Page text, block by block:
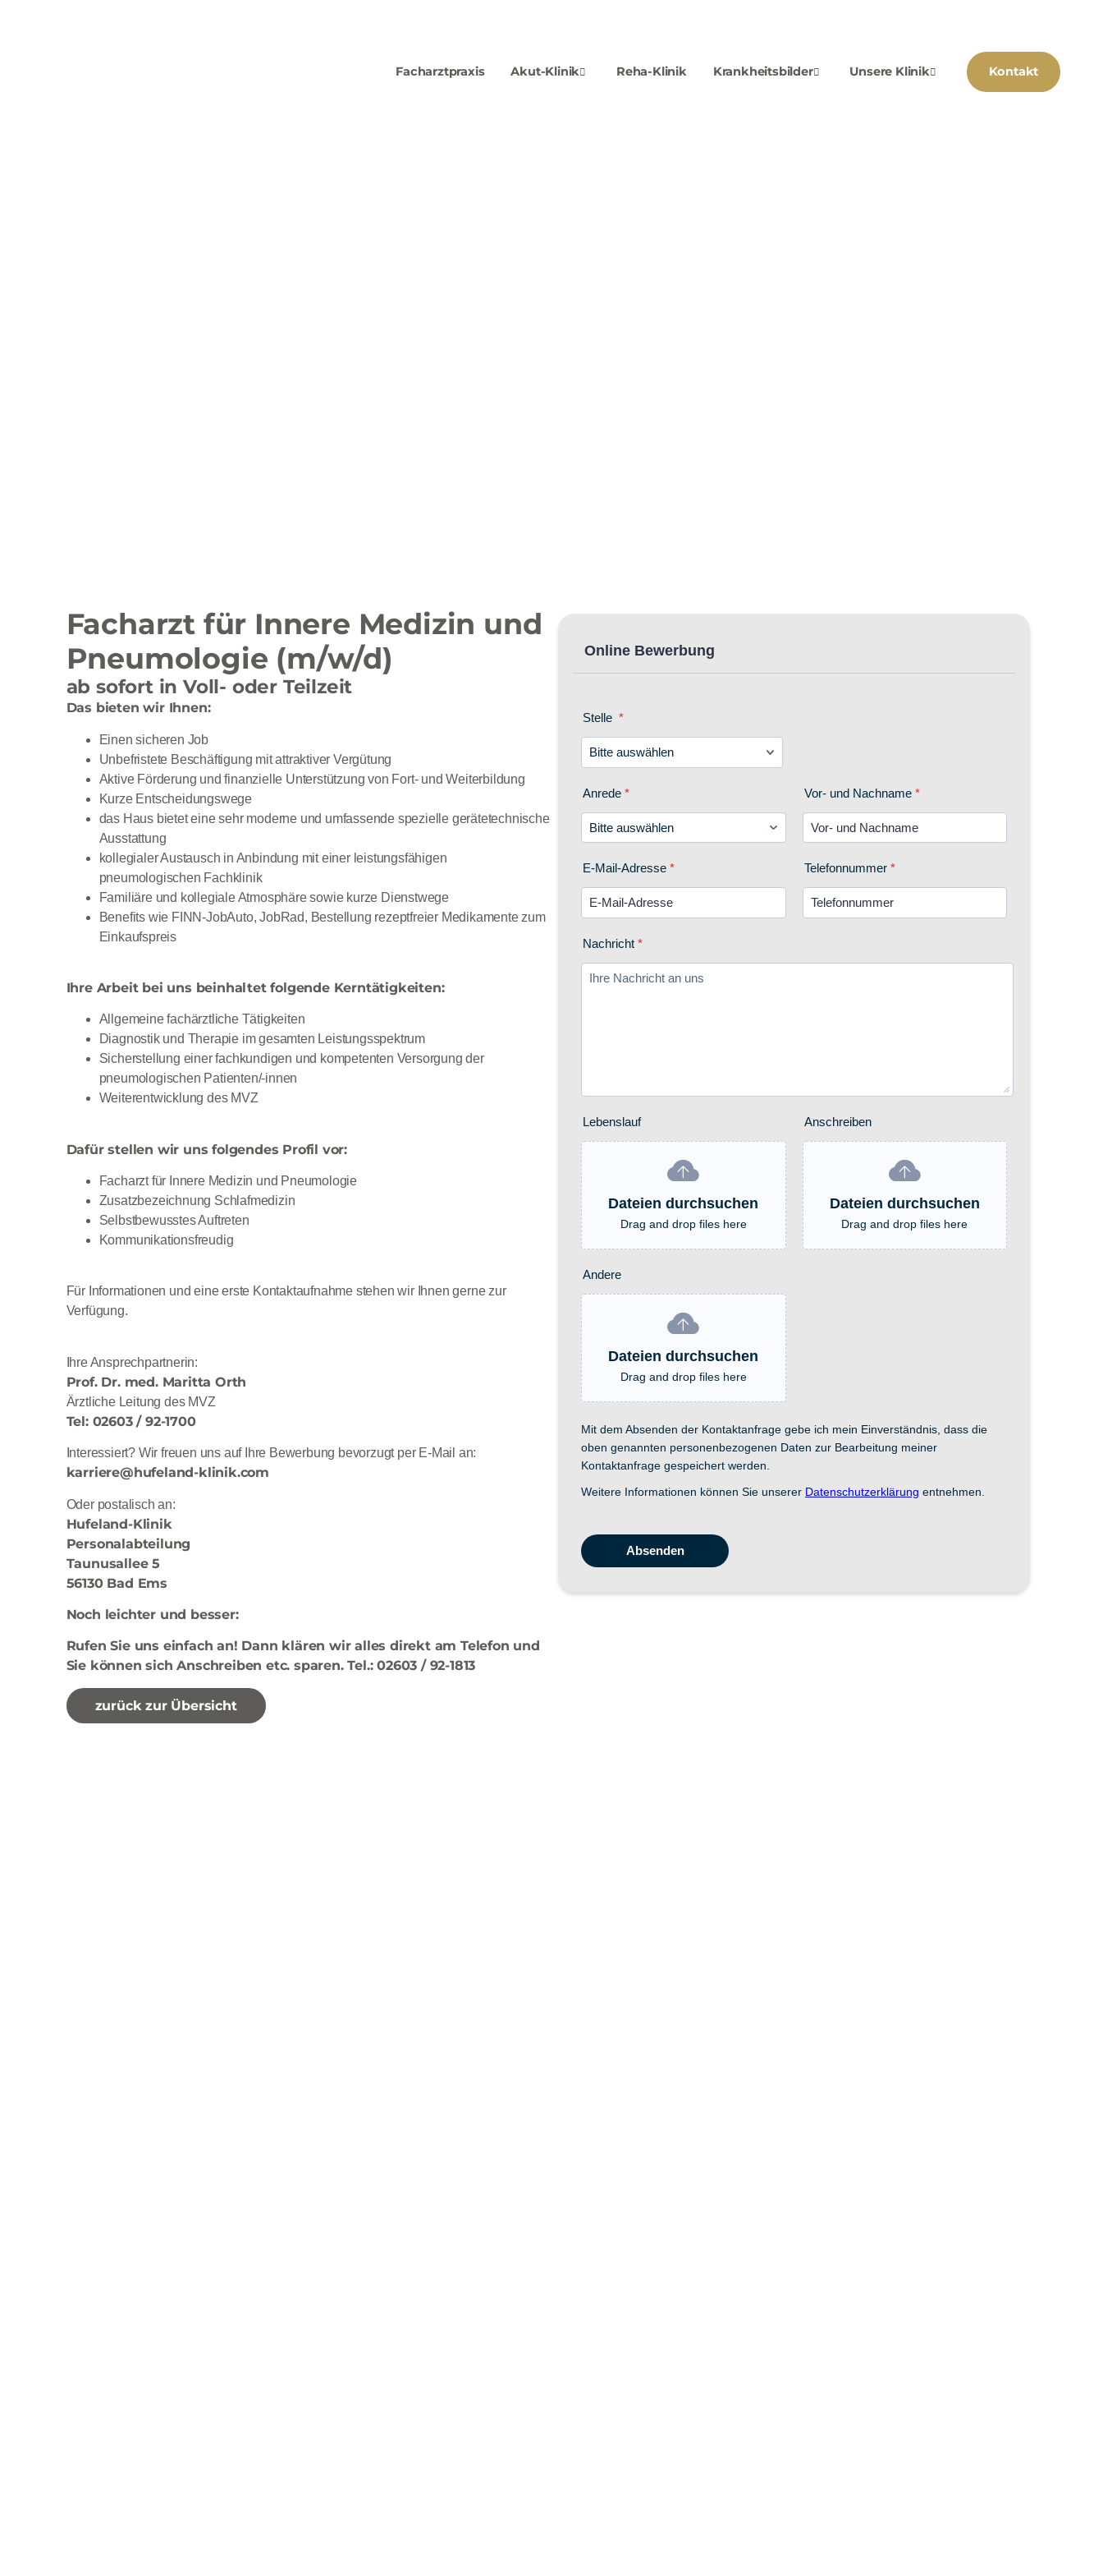
Facharztpraxis Akut-Klinik Reha-Klinik Krankheitsbilder Unsere Klinik Kontakt
Facharzt für Innere Medizin und
Pneumologie (m/w/d)
ab sofort in Voll- oder Teilzeit
Das bieten wir Ihnen:
Einen sicheren Job
Unbefristete Beschäftigung mit attraktiver Vergütung
Aktive Förderung und finanzielle Unterstützung von Fort- und Weiterbildung
Kurze Entscheidungswege
das Haus bietet eine sehr moderne und umfassende spezielle gerätetechnische
Ausstattung
kollegialer Austausch in Anbindung mit einer leistungsfähigen
pneumologischen Fachklinik
Familiäre und kollegiale Atmosphäre sowie kurze Dienstwege
Benefits wie FINN-JobAuto, JobRad, Bestellung rezeptfreier Medikamente zum
Einkaufspreis
Ihre Arbeit bei uns beinhaltet folgende Kerntätigkeiten:
Allgemeine fachärztliche Tätigkeiten
Diagnostik und Therapie im gesamten Leistungsspektrum
Sicherstellung einer fachkundigen und kompetenten Versorgung der
pneumologischen Patienten/-innen
Weiterentwicklung des MVZ
Dafür stellen wir uns folgendes Profil vor:
Facharzt für Innere Medizin und Pneumologie
Zusatzbezeichnung Schlafmedizin
Selbstbewusstes Auftreten
Kommunikationsfreudig
Für Informationen und eine erste Kontaktaufnahme stehen wir Ihnen gerne zur
Verfügung.
Ihre Ansprechpartnerin:
Prof. Dr. med. Maritta Orth
Ärztliche Leitung des MVZ
Tel: 02603 / 92-1700
Interessiert? Wir freuen uns auf Ihre Bewerbung bevorzugt per E-Mail an:
karriere@hufeland-klinik.com
Oder postalisch an:
Hufeland-Klinik
Personalabteilung
Taunusallee 5
56130 Bad Ems
Noch leichter und besser:
Rufen Sie uns einfach an! Dann klären wir alles direkt am Telefon und
Sie können sich Anschreiben etc. sparen. Tel.: 02603 / 92-1813
zurück zur Übersicht